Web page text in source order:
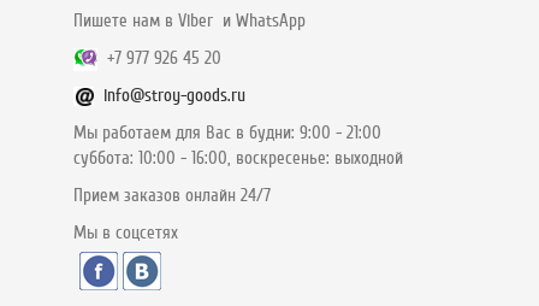
Пишете нам в Viber и WhatsApp
+7 977 926 45 20
info@stroy-goods.ru
Мы работаем для Вас в будни: 9:00 - 21:00
суббота: 10:00 - 16:00, воскресенье: выходной
Прием заказов онлайн 24/7
Мы в соцсетях